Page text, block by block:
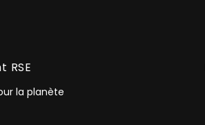
RSE
la planète